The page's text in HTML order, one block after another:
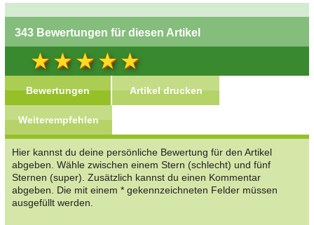
343 Bewertungen für diesen Artikel
Bewertungen Artikel drucken
Weiterempfehlen
Hier kannst du deine persönliche Bewertung für den Artikel
abgeben. Wähle zwischen einem Stern (schlecht) und fünf
Sternen (super). Zusätzlich kannst du einen Kommentar
abgeben. Die mit einem * gekennzeichneten Felder müssen
ausgefüllt werden.